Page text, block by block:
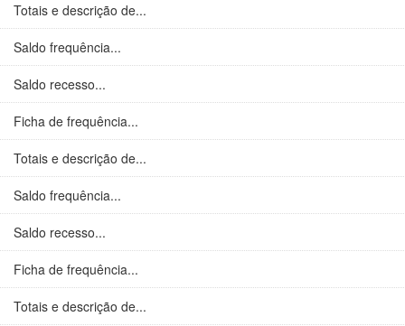
Totais e descrição de...
Saldo frequência...
Saldo recesso...
Ficha de frequência...
Totais e descrição de...
Saldo frequência...
Saldo recesso...
Ficha de frequência...
Totais e descrição de...